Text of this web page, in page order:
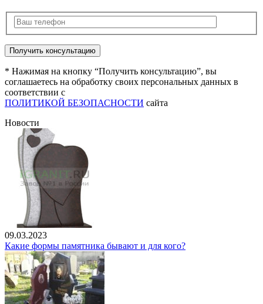
* Нажимая на кнопку “Получить консультацию”, вы
соглашаетесь на обработку своих персональных данных в
соответствии с
ПОЛИТИКОЙ БЕЗОПАСНОСТИ сайта
Новости
09.03.2023
Какие формы памятника бывают и для кого?